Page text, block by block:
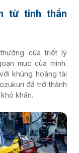
từ tinh thần
của triết lý
mục của mình.
khủng hoảng tài
đã trở thành
khăn.